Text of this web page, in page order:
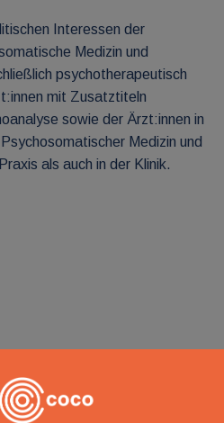
Interessen der
Medizin und
psychotherapeutisch
mit Zusatztiteln
sowie der Ärzt:innen in
Medizin und
als auch in der Klinik.